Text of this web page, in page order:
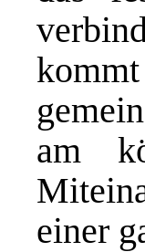
am
einer